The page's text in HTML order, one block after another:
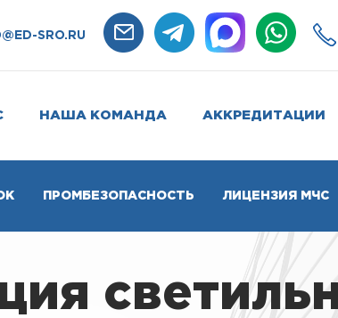
SRO.RU
НАША КОМАНДА АККРЕДИТАЦИИ
ПРОМБЕЗОПАСНОСТЬ ЛИЦЕНЗИЯ МЧС